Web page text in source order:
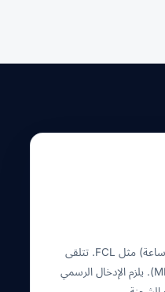
تتطلب شحنات LCL من الصين تقديم ISF (قبل التحميل بـ 24 ساعة) مثل FCL. تتلقى
كل شحنة LCL سند شحن منزلي (HBL) وسند شحن رئيسي (MBL). يلزم الإدخال الرسمي